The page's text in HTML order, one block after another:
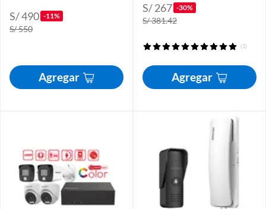
S/ 490 -11%
S/ 550
Agregar
S/ 267 -30%
S/ 381.42
(1)
Agregar